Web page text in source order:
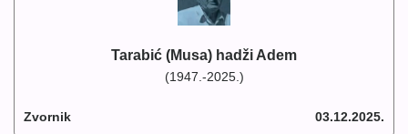
Tarabić (Musa) hadži Adem
(1947.-2025.)
Zvornik 03.12.2025.